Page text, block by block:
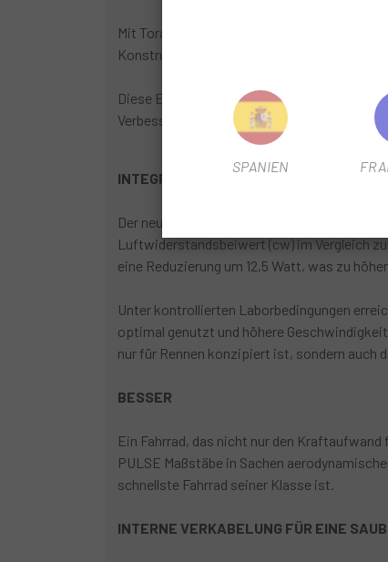
Mit Toray T1100 Carbon, Mitsubishi 46-
Konstruktion gewährleistet direkte
Diese Eigenschaften ermöglichen eine
Verbesserung der Effizienz absorbiert diese
INTEGRALES AERODYNAMISCHES
Der neue Megamo PULSE hebt
Luftwiderstandsbeiwert (cw) im Vergleich
eine Reduzierung um 12,5 Watt, was zu
Unter kontrollierten Laborbedingungen
optimal genutzt und höhere
nur für Rennen konzipiert ist, sondern auch
BESSER
Ein Fahrrad, das nicht nur den
PULSE Maßstäbe in Sachen
schnellste Fahrrad seiner Klasse ist.
INTERNE VERKABELUNG FÜR EINE
SPANIEN